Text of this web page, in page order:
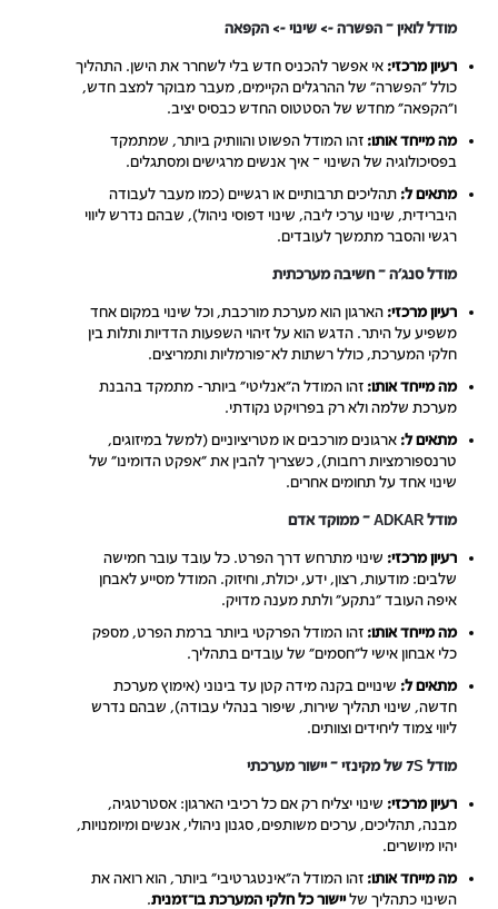
מודל לואין – הפשרה -> שינוי -> הקפאה
רעיון מרכזי: אי אפשר להכניס חדש בלי לשחרר את הישן. התהליך
כולל "הפשרה" של ההרגלים הקיימים, מעבר מבוקר למצב חדש,
ו"הקפאה" מחדש של הסטטוס החדש כבסיס יציב.
מה מייחד אותו: זהו המודל הפשוט והוותיק ביותר, שמתמקד
בפסיכולוגיה של השינוי – איך אנשים מרגישים ומסתגלים.
מתאים ל: תהליכים תרבותיים או רגשיים (כמו מעבר לעבודה
היברידית, שינוי ערכי ליבה, שינוי דפוסי ניהול), שבהם נדרש ליווי
רגשי והסבר מתמשך לעובדים.
מודל סנג'ה – חשיבה מערכתית
רעיון מרכזי: הארגון הוא מערכת מורכבת, וכל שינוי במקום אחד
משפיע על היתר. הדגש הוא על זיהוי השפעות הדדיות ותלות בין
חלקי המערכת, כולל רשתות לא־פורמליות ותמריצים.
מה מייחד אותו: זהו המודל ה"אנליטי" ביותר- מתמקד בהבנת
מערכת שלמה ולא רק בפרויקט נקודתי.
מתאים ל: ארגונים מורכבים או מטריציוניים (למשל במיזוגים,
טרנספורמציות רחבות), כשצריך להבין את "אפקט הדומינו" של
שינוי אחד על תחומים אחרים.
מודל ADKAR – ממוקד אדם
רעיון מרכזי: שינוי מתרחש דרך הפרט. כל עובד עובר חמישה
שלבים: מודעות, רצון, ידע, יכולת, וחיזוק. המודל מסייע לאבחן
איפה העובד "נתקע" ולתת מענה מדויק.
מה מייחד אותו: זהו המודל הפרקטי ביותר ברמת הפרט, מספק
כלי אבחון אישי ל"חסמים" של עובדים בתהליך.
מתאים ל: שינויים בקנה מידה קטן עד בינוני (אימוץ מערכת
חדשה, שינוי תהליך שירות, שיפור בנהלי עבודה), שבהם נדרש
ליווי צמוד ליחידים וצוותים.
מודל 7S של מקינזי – יישור מערכתי
רעיון מרכזי: שינוי יצליח רק אם כל רכיבי הארגון: אסטרטגיה,
מבנה, תהליכים, ערכים משותפים, סגנון ניהולי, אנשים ומיומנויות,
יהיו מיושרים.
מה מייחד אותו: זהו המודל ה"אינטגרטיבי" ביותר, הוא רואה את
השינוי כתהליך שליישור כל חלקי המערכת בו־זמנית.